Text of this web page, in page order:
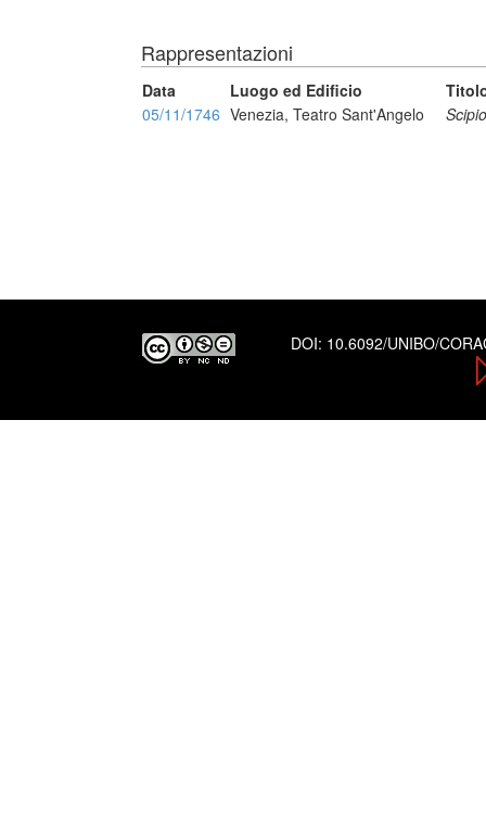
Rappresentazioni
Data Luogo ed Edificio
05/11/1746 Venezia, Teatro Sant'Angelo
DOI: 10.6092/UNIBO/